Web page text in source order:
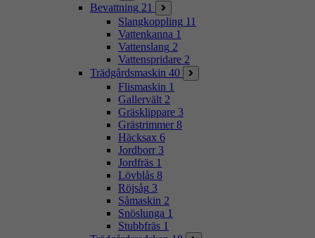
Bevattning 21
Slangkoppling 11
Vattenkanna 1
Vattenslang 2
Vattenspridare 2
Trädgårdsmaskin 40
Flismaskin 1
Gallervält 2
Gräsklippare 3
Grästrimmer 8
Häcksax 6
Jordborr 3
Jordfräs 1
Lövblås 8
Röjsåg 3
Såmaskin 2
Snöslunga 1
Stubbfräs 1